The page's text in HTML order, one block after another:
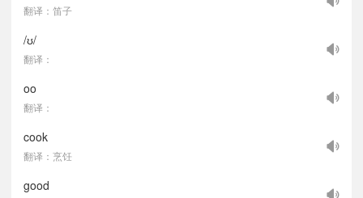
翻译：笛子
/ʊ/
翻译：
oo
翻译：
cook
翻译：烹饪
good